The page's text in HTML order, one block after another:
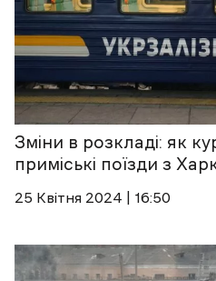
Зміни в розкладі: як
приміські поїзди з
25 Квітня 2024 | 16:50